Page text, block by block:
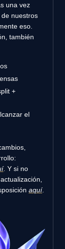
una vez
nuestros
eso.
también
+
el
. Y si no
aquí.